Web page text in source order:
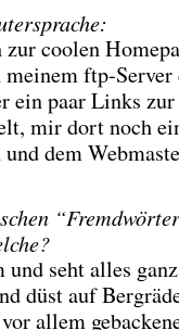
coolen
ftp-
ein paar Links
mir dort noch
dem
seht alles
düst auf
allem